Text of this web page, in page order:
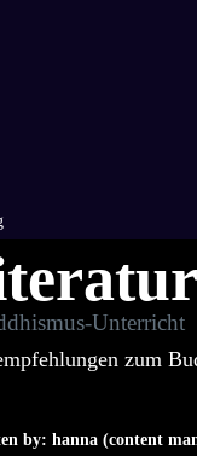
zum
by: hanna (content